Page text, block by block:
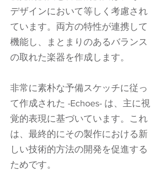
デザインにおいて等しく考慮され
ています。両方の特性が連携して
機能し、まとまりのあるバランス
の取れた楽器を作成します。
非常に素朴な予備スケッチに従っ
て作成された -Echoes- は、主に視
覚的表現に基づいています。これ
は、最終的にその製作における新
しい技術的方法の開発を促進する
ためです。